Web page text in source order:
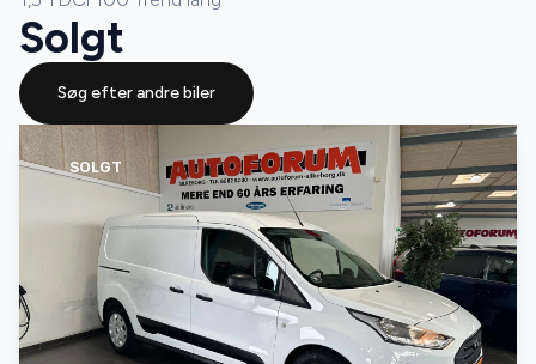
SOLGT
Solgt
Søg efter andre biler